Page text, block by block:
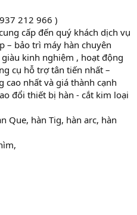
212 966 )
cấp đến quý khách dịch vụ
– bảo trì máy hàn chuyên
kinh nghiệm , hoạt động
cụ hỗ trợ tân tiến nhất –
cao nhất và giá thành cạnh
đổi thiết bị hàn - cắt kim loại
Que, hàn Tig, hàn arc, hàn